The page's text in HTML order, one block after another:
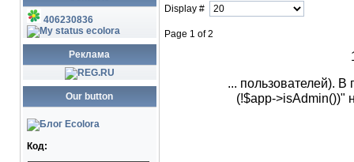
406230836
ecolora
Реклама
Our button
Код:
Display #
Page 1 of 2
... пользователей). В
(!$app->isAdmin())"